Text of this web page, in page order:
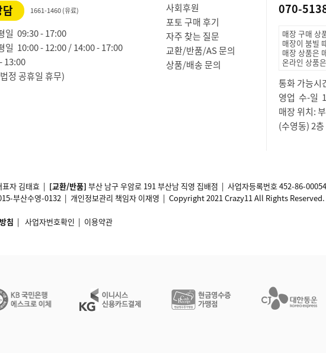
1661-1460 (유료)
일 09:30 - 17:00
일 10:00 - 12:00 / 14:00 - 17:00
13:00
정 공휴일 휴무)
사회후원
포토 구매 후기
자주 찾는 질문
교환/반품/AS 문의
상품/배송 문의
070-
매장 구매 상
매장이 붐빌
매장 상품은
온라인 상품
통화 가능시
영업 수-일
매장 위치:
(수영동) 2층
자 김태효 | [교환/반품] 부산 남구 우암로 191 부산남 직영 집배점 | 사업자등록번호452-86-00054
부산수영-0132 | 개인정보관리 책임자 이재영 | Copyright 2021 Crazy11 All Rights Reserved.
침 | 사업자번호확인 | 이용약관